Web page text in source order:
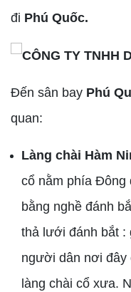
đi Phú Quốc.
Đến sân bay Phú
quan:
Làng chài Hàm
cổ nằm phía Đông
bằng nghề đánh
thả lưới đánh bắt :
người dân nơi
làng chài cổ xưa.